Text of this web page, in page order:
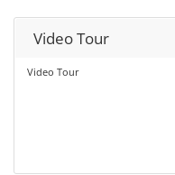
Video Tour
Video Tour